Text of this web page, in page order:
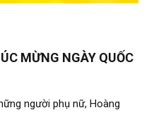
MỪNG NGÀY QUỐC
người phụ nữ, Hoàng